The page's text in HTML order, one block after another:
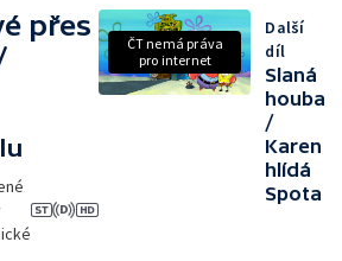
přes
ČT nemá práva
pro internet
Další
díl
Slaná
houba
/
Karen
hlídá
Spota